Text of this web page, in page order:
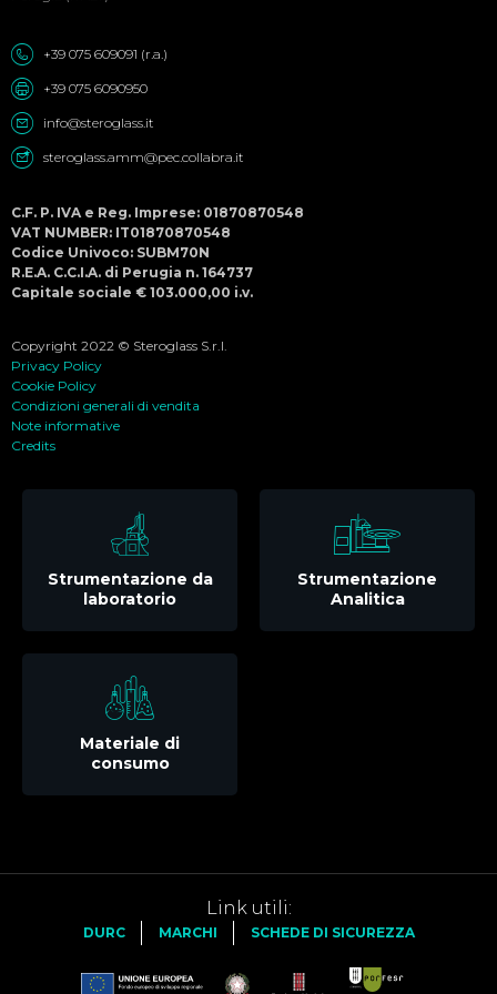
+39 075 609091 (r.a.)
+39 075 6090950
info@steroglass.it
steroglass.amm@pec.collabra.it
C.F. P. IVA e Reg. Imprese: 01870870548
VAT NUMBER: IT01870870548
Codice Univoco: SUBM70N
R.E.A. C.C.I.A. di Perugia n. 164737
Capitale sociale € 103.000,00 i.v.
Copyright 2022 © Steroglass S.r.l.
Privacy Policy
Cookie Policy
Condizioni generali di vendita
Note informative
Credits
Strumentazione da
laboratorio
Strumentazione
Analitica
Materiale di
consumo
Link utili:
DURC MARCHI SCHEDE DI SICUREZZA